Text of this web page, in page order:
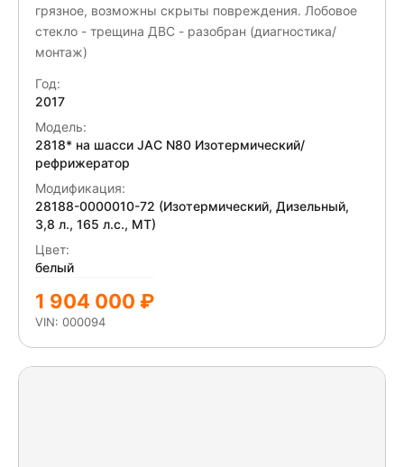
грязное, возможны скрыты повреждения. Лобовое
стекло - трещина ДВС - разобран (диагностика/
монтаж)
Год:
2017
Модель:
2818* на шасси JAC N80 Изотермический/
рефрижератор
Модификация:
28188-0000010-72 (Изотермический, Дизельный,
3,8 л., 165 л.с., МТ)
Цвет:
белый
1 904 000 ₽
VIN: 000094